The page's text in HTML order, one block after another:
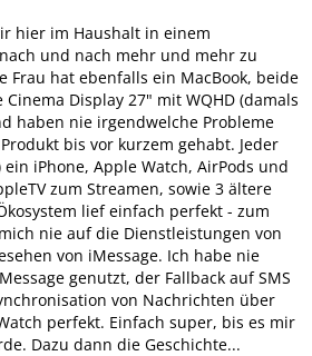
hier im Haushalt in einem
und nach mehr und mehr zu
Frau hat ebenfalls ein MacBook, beide
Display 27" mit WQHD (damals
haben nie irgendwelche Probleme
bis vor kurzem gehabt. Jeder
iPhone, Apple Watch, AirPods und
zum Streamen, sowie 3 ältere
lief einfach perfekt - zum
nie auf die Dienstleistungen von
von iMessage. Ich habe nie
genutzt, der Fallback auf SMS
von Nachrichten über
perfekt. Einfach super, bis es mir
Dazu dann die Geschichte...